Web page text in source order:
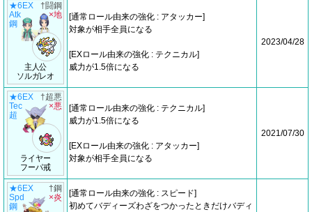
★6EX
Atk
鋼
主人公
ソルガレオ
†闘鋼
×地
[通常ロール由来の強化 : アタッカー]
対象が相手全員になる
[EXロール由来の強化 : テクニカル]
威力が1.5倍になる
2023/04/28
★6EX
Tec
超
ライヤー
フーパ戒
†超悪
×悪
[通常ロール由来の強化 : テクニカル]
威力が1.5倍になる
[EXロール由来の強化 : アタッカー]
対象が相手全員になる
2021/07/30
★6EX
Spd
鋼
†鋼
×炎
[通常ロール由来の強化 : スピード]
初めてバディーズわざをつかったときだけバディ